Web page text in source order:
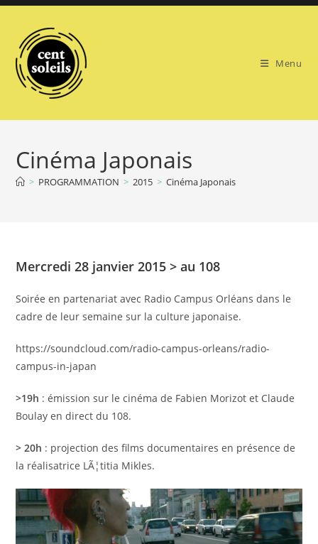
Skip
content
Menu
Cinéma Japonais
> PROGRAMMATION > 2015 > Cinéma Japonais
Mercredi 28 janvier 2015 > au 108
Soirée en partenariat avec Radio Campus Orléans dans le
cadre de leur semaine sur la culture japonaise.
https://soundcloud.com/radio-campus-orleans/radio-
campus-in-japan
>19h : émission sur le cinéma de Fabien Morizot et Claude
Boulay en direct du 108.
> 20h : projection des films documentaires en présence de
la réalisatrice LÃ¦titia Mikles.